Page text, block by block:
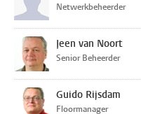
Netwerkbeheerder
Jeen van Noort
Senior Beheerder
Guido Rijsdam
Floormanager